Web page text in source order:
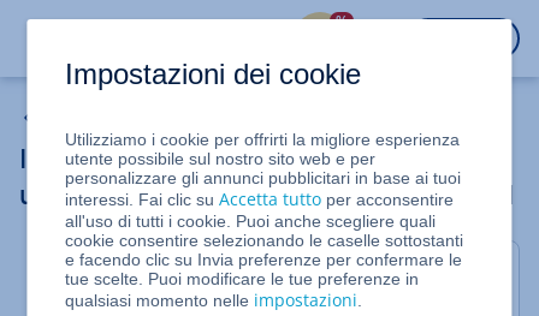
%
Informazioni importanti per il ripristino di
un server Cloud IONOS con 0,5 GB di RAM
Presta attenzione al fatto che hai bisogno di almeno
1 GB di RAM nel tuo server per ripristinare un
Impostazioni dei cookie
Utilizziamo i cookie per offrirti la migliore esperienza
utente possibile sul nostro sito web e per
personalizzare gli annunci pubblicitari in base ai tuoi
interessi. Fai clic suAccetta tutto per acconsentire
all'uso di tutti i cookie. Puoi anche scegliere quali
cookie consentire selezionando le caselle sottostanti
e facendo clic su Invia preferenze per confermare le
tue scelte. Puoi modificare le tue preferenze in
qualsiasi momento nelle impostazioni